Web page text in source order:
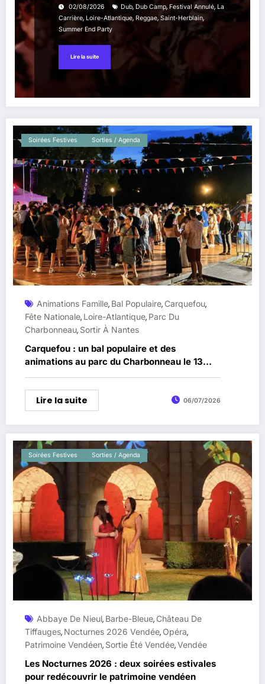
02/08/2026 Dub, Dub Camp, Festival Annulé, La
Carrière, Loire-Atlantique, Reggae, Saint-Herblain,
Summer End Party
Lire la suite
Soirées Festives Sorties / Agenda
Animations Famille, Bal Populaire, Carquefou,
Fête Nationale, Loire-Atlantique, Parc Du
Charbonneau, Sortir À Nantes
Carquefou : un bal populaire et des
animations au parc du Charbonneau le 13
juillet
Lire la suite 06/07/2026
Soirées Festives Sorties / Agenda
Abbaye De Nieul, Barbe-Bleue, Château De
Tiffauges, Nocturnes 2026 Vendée, Opéra,
Patrimoine Vendéen, Sortie Été Vendée,Vendée
Les Nocturnes 2026 : deux soirées estivales
pour redécouvrir le patrimoine vendéen